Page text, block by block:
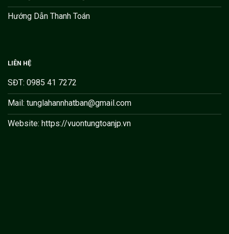
Hướng Dẫn Thanh Toán
LIÊN HỆ
SĐT: 0985 41 7272
Mail: tunglahannhatban@gmail.com
Website: https://vuontungtoanjp.vn